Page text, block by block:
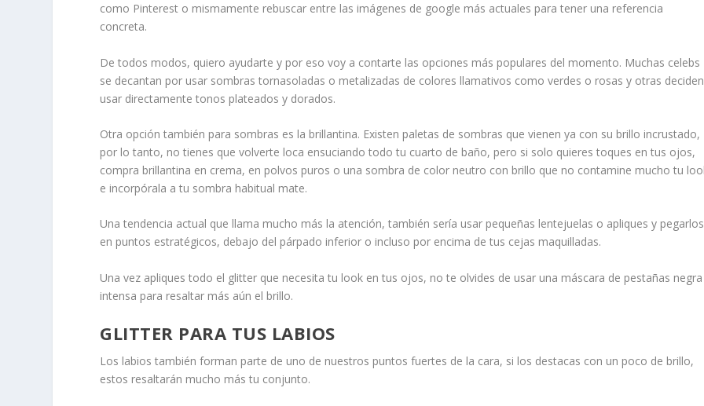
como Pinterest o mismamente rebuscar entre las imágenes de google más actuales para tener una referencia
concreta.
De todos modos, quiero ayudarte y por eso voy a contarte las opciones más populares del momento. Muchas celebs
se decantan por usar sombras tornasoladas o metalizadas de colores llamativos como verdes o rosas y otras deciden
usar directamente tonos plateados y dorados.
Otra opción también para sombras es la brillantina. Existen paletas de sombras que vienen ya con su brillo incrustado,
por lo tanto, no tienes que volverte loca ensuciando todo tu cuarto de baño, pero si solo quieres toques en tus ojos,
compra brillantina en crema, en polvos puros o una sombra de color neutro con brillo que no contamine mucho tu
e incorpórala a tu sombra habitual mate.
Una tendencia actual que llama mucho más la atención, también sería usar pequeñas lentejuelas o apliques y pegarlos
en puntos estratégicos, debajo del párpado inferior o incluso por encima de tus cejas maquilladas.
Una vez apliques todo el glitter que necesita tu look en tus ojos, no te olvides de usar una máscara de pestañas negra
intensa para resaltar más aún el brillo.
GLITTER PARA TUS LABIOS
Los labios también forman parte de uno de nuestros puntos fuertes de la cara, si los destacas con un poco de brillo,
estos resaltarán mucho más tu conjunto.